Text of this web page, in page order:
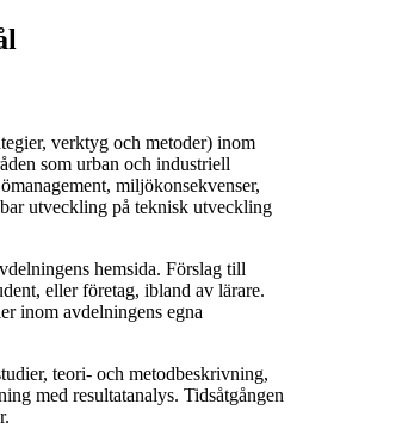
verktyg och metoder) inom
som urban och industriell
miljökonsekvenser,
utveckling på teknisk utveckling
hemsida. Förslag till
eller företag, ibland av lärare.
inom avdelningens egna
teori- och metodbeskrivning,
med resultatanalys. Tidsåtgången